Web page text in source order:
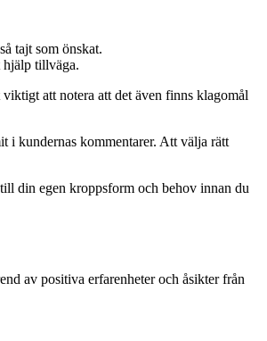
tajt som önskat.
hjälp tillväga.
att notera att det även finns klagomål
i kundernas kommentarer. Att välja rätt
din egen kroppsform och behov innan du
av positiva erfarenheter och åsikter från